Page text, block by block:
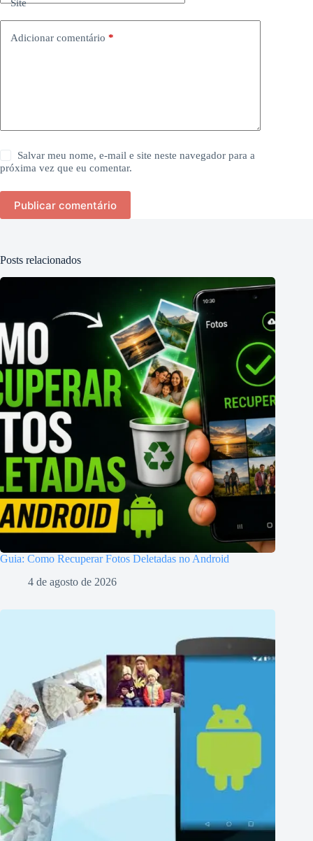
Site
Adicionar comentário *
Salvar meu nome, e-mail e site neste navegador para a
próxima vez que eu comentar.
Publicar comentário
Posts relacionados
Guia: Como Recuperar Fotos Deletadas no Android
4 de agosto de 2026